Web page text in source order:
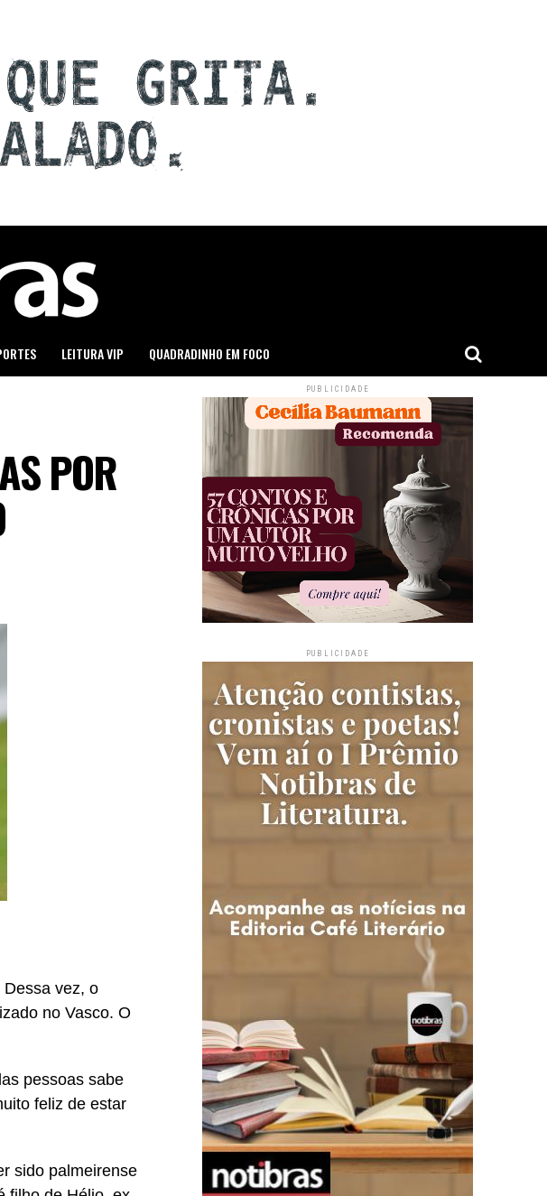
LEITURA VIP QUADRADINHO EM FOCO
POR
vez, o
no Vasco. O
pessoas sabe
feliz de estar
sido palmeirense
PUBLICIDADE
PUBLICIDADE